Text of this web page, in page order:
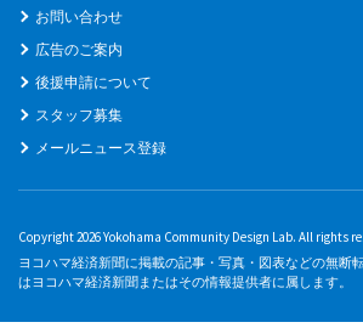
お問い合わせ
広告のご案内
後援申請について
スタッフ募集
メールニュース登録
Copyright 2026 Yokohama Community Design Lab. All rights
ヨコハマ経済新聞に掲載の記事・写真・図表などの無断
はヨコハマ経済新聞またはその情報提供者に属します。